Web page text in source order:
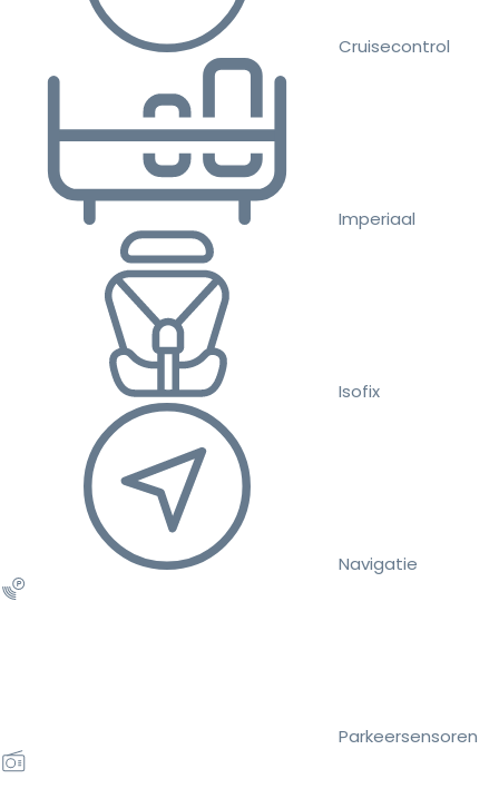
Cruisecontrol
Imperiaal
Isofix
Navigatie
Parkeersensoren